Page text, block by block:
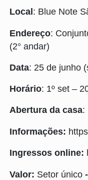
Local : Blue Note
Endereço:
(2° andar)
Data: 25 de
Horário: 1º set –
Abertura da casa
Informações:
Ingressos online:
Valor: Setor único -